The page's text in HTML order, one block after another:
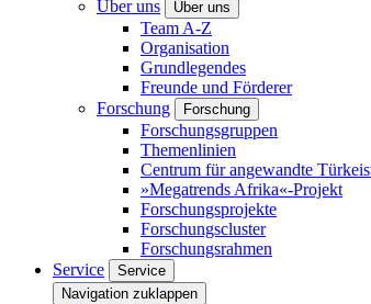
Über uns
Über uns
Team A-Z
Organisation
Grundlegendes
Freunde und Förderer
Forschung
Forschung
Forschungsgruppen
Themenlinien
Centrum für angewandte
»Megatrends Afrika«-Projekt
Forschungsprojekte
Forschungscluster
Forschungsrahmen
Service
Service
Navigation zuklappen